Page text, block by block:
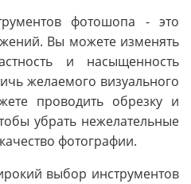
фотошопа - это
Вы можете изменять
и насыщенность
желаемого визуального
проводить обрезку и
убрать нежелательные
фотографии.
выбор инструментов